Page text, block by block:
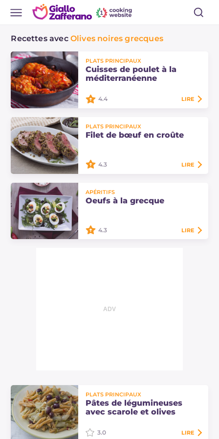
Recettes avec Olives noires grecques
PLATS PRINCIPAUX
Cuisses de poulet à la
méditerranéenne
méditerranéenne sont un plat
principal fait maison savoureux.
4.4 LIRE
PLATS PRINCIPAUX
Filet de bœuf en croûte
plat principal savoureux, parfait
pour toutes les occasions grâce à
4.3 LIRE
APÉRITIFS
Oeufs à la grecque
4.3 LIRE
PLATS PRINCIPAUX
Pâtes de légumineuses
avec scarole et olives
3.0 LIRE